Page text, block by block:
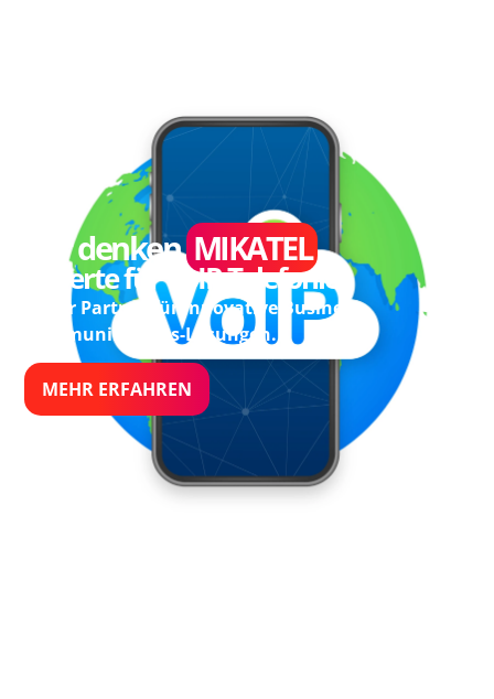
Wir denken MIKATEL
Experte für VoIP-Telefonie
Unser Partner für innovative Business
Kommunikations-Lösungen.
MEHR ERFAHREN